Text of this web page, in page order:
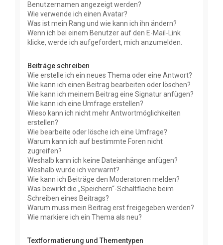
Benutzernamen angezeigt werden?
Wie verwende ich einen Avatar?
Was ist mein Rang und wie kann ich ihn ändern?
Wenn ich bei einem Benutzer auf den E-Mail-Link
klicke, werde ich aufgefordert, mich anzumelden.
Beiträge schreiben
Wie erstelle ich ein neues Thema oder eine Antwort?
Wie kann ich einen Beitrag bearbeiten oder löschen?
Wie kann ich meinem Beitrag eine Signatur anfügen?
Wie kann ich eine Umfrage erstellen?
Wieso kann ich nicht mehr Antwortmöglichkeiten
erstellen?
Wie bearbeite oder lösche ich eine Umfrage?
Warum kann ich auf bestimmte Foren nicht
zugreifen?
Weshalb kann ich keine Dateianhänge anfügen?
Weshalb wurde ich verwarnt?
Wie kann ich Beiträge den Moderatoren melden?
Was bewirkt die „Speichern“-Schaltfläche beim
Schreiben eines Beitrags?
Warum muss mein Beitrag erst freigegeben werden?
Wie markiere ich ein Thema als neu?
Textformatierung und Thementypen